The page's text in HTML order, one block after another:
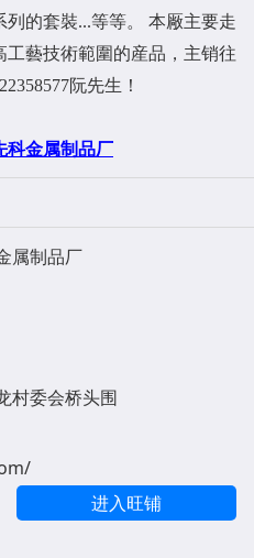
的套裝...等等。 本厰主要走
藝技術範圍的産品，主销往
阮先生！
科金属制品厂
属制品厂
村委会桥头围
进入旺铺